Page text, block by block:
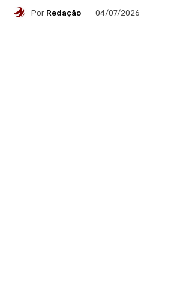
Por Redação 04/07/2026